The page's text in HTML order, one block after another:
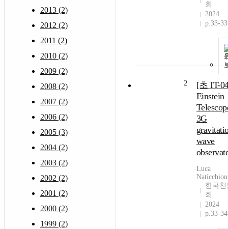
2013 (2)
2012 (2)
2011 (2)
2010 (2)
2009 (2)
2008 (2)
2007 (2)
2006 (2)
2005 (3)
2004 (2)
2003 (2)
2002 (2)
2001 (2)
2000 (2)
1999 (2)
회
2024
p.33-33
2
[초 IT-
Einstein
3G
wave
Luca
한국
회
2024
p.33-34